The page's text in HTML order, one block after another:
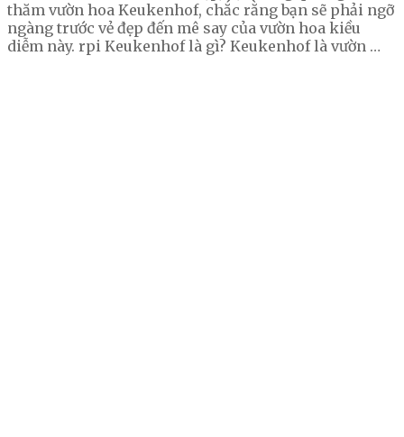
thăm vườn hoa Keukenhof, chắc rằng bạn sẽ phải ngỡ
ngàng trước vẻ đẹp đến mê say của vườn hoa kiều
diễm này. rpi Keukenhof là gì? Keukenhof là vườn …